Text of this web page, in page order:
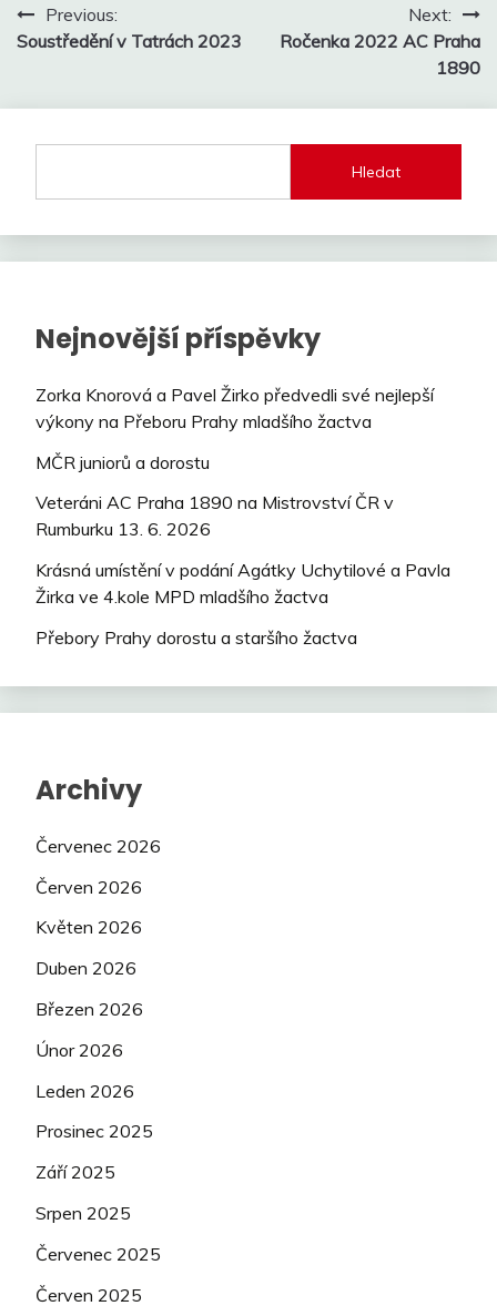
Navigace
pro
příspěvek
Previous:
Soustředění v Tatrách 2023
Next:
Ročenka 2022 AC Praha
1890
Hledat
Nejnovější příspěvky
Zorka Knorová a Pavel Žirko předvedli své nejlepší
výkony na Přeboru Prahy mladšího žactva
MČR juniorů a dorostu
Veteráni AC Praha 1890 na Mistrovství ČR v
Rumburku 13. 6. 2026
Krásná umístění v podání Agátky Uchytilové a Pavla
Žirka ve 4.kole MPD mladšího žactva
Přebory Prahy dorostu a staršího žactva
Archivy
Červenec 2026
Červen 2026
Květen 2026
Duben 2026
Březen 2026
Únor 2026
Leden 2026
Prosinec 2025
Září 2025
Srpen 2025
Červenec 2025
Červen 2025